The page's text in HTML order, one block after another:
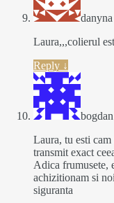
danyna
Laura,,,colierul
Reply ↓
Laura, tu esti
transmit exact
Adica frumusete,
achizitionam si
siguranta